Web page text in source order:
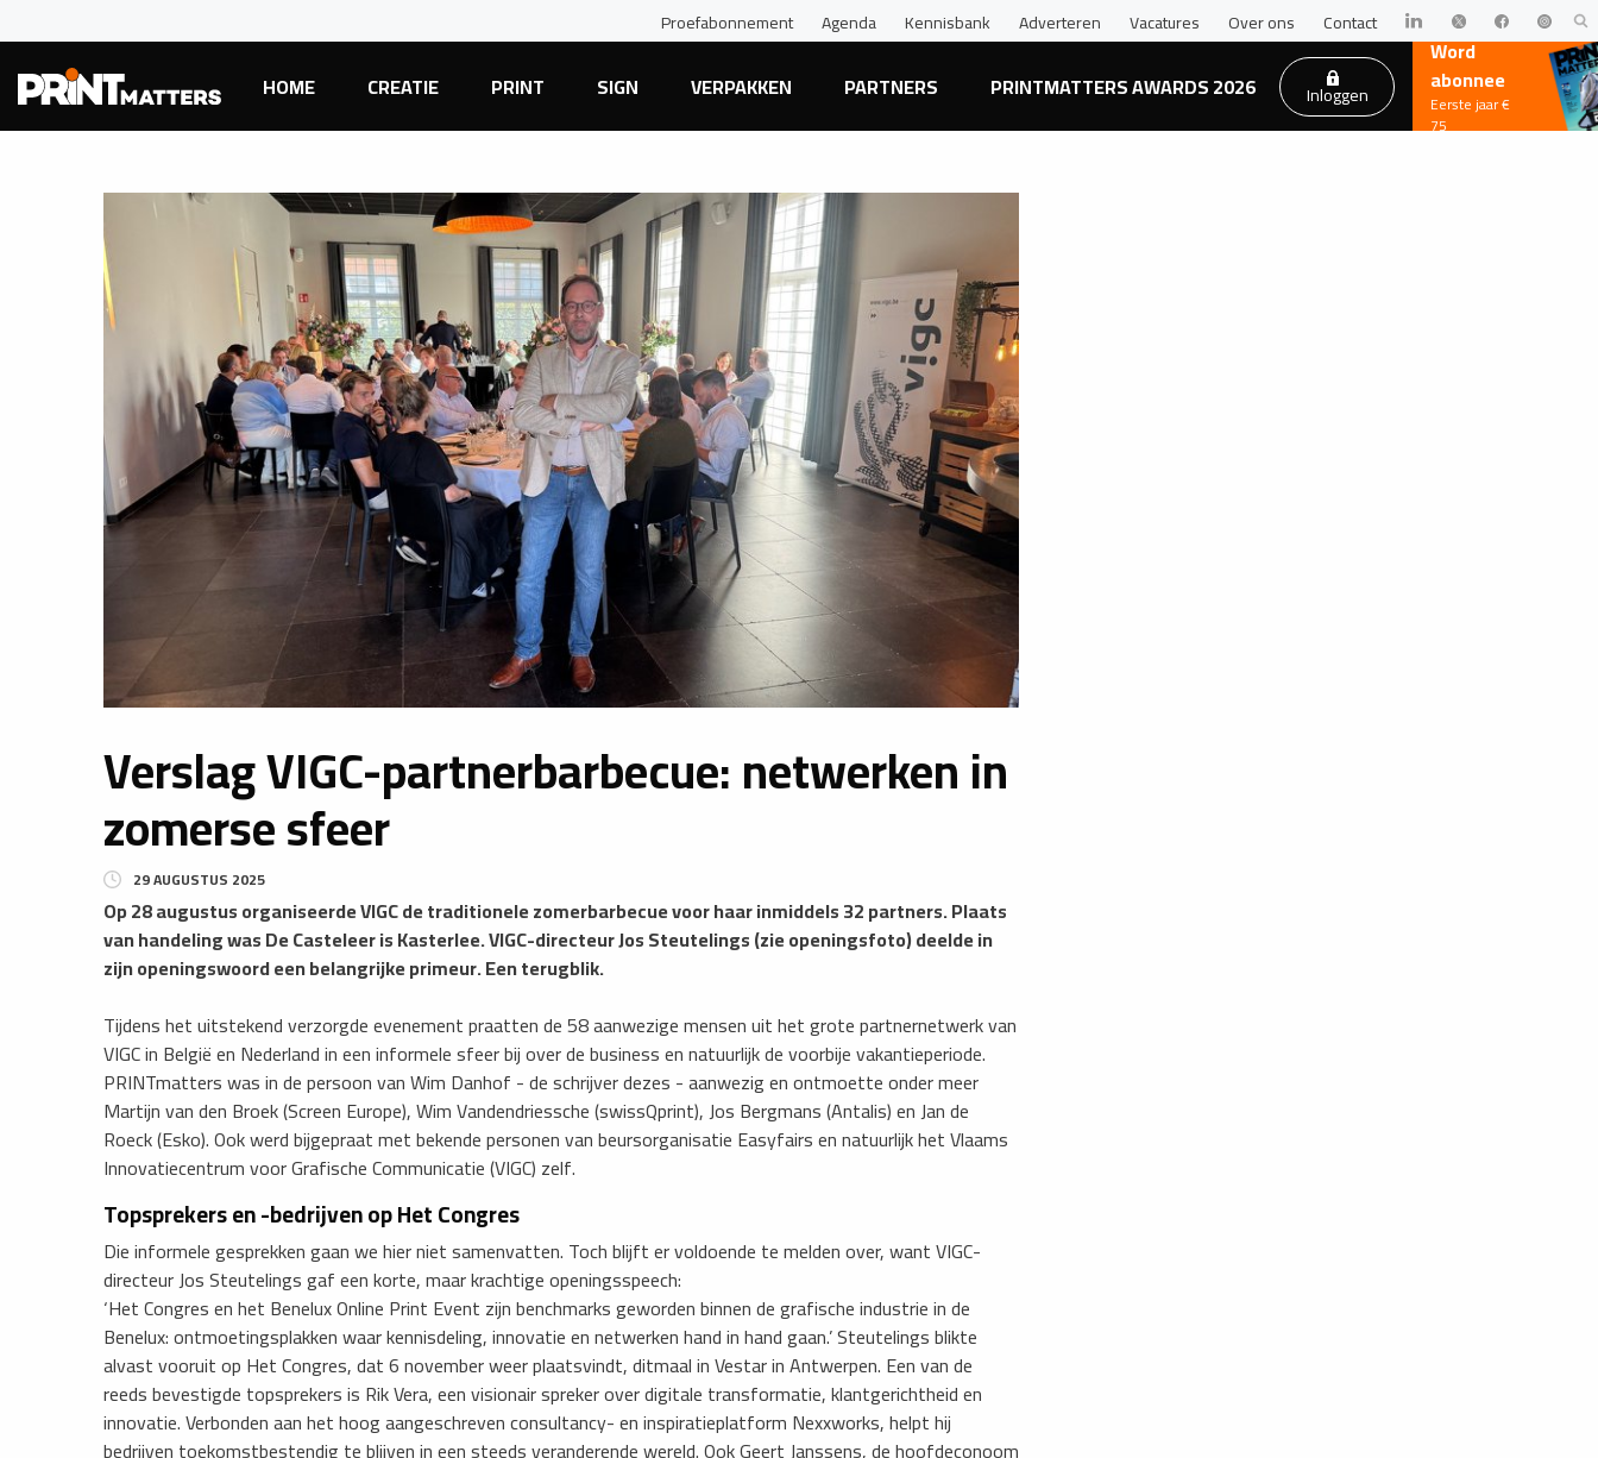
Proefabonnement Agenda Kennisbank Adverteren Vacatures Over ons Contact
HOME CREATIE PRINT SIGN VERPAKKEN PARTNERS PRINTMATTERS AWARDS 2026 Inloggen
Word
abonnee
Eerste jaar €
75
Verslag VIGC-partnerbarbecue: netwerken in
zomerse sfeer
29 AUGUSTUS 2025
​Op 28 augustus organiseerde VIGC de traditionele zomerbarbecue voor haar inmiddels 32 partners. Plaats
van handeling was De Casteleer is Kasterlee. VIGC-directeur Jos Steutelings (zie openingsfoto) deelde in
zijn openingswoord een belangrijke primeur. Een terugblik.
Tijdens het uitstekend verzorgde evenement praatten de 58 aanwezige mensen uit het grote partnernetwerk van
VIGC in België en Nederland in een informele sfeer bij over de business en natuurlijk de voorbije vakantieperiode.
PRINTmatters was in de persoon van Wim Danhof - de schrijver dezes - aanwezig en ontmoette onder meer
Martijn van den Broek (Screen Europe), Wim Vandendriessche (swissQprint), Jos Bergmans (Antalis) en Jan de
Roeck (Esko). Ook werd bijgepraat met bekende personen van beursorganisatie Easyfairs en natuurlijk het Vlaams
Innovatiecentrum voor Grafische Communicatie (VIGC) zelf.
Topsprekers en -bedrijven op Het Congres
Die informele gesprekken gaan we hier niet samenvatten. Toch blijft er voldoende te melden over, want VIGC-
directeur Jos Steutelings gaf een korte, maar krachtige openingsspeech:
‘Het Congres en het Benelux Online Print Event zijn benchmarks geworden binnen de grafische industrie in de
Benelux: ontmoetingsplakken waar kennisdeling, innovatie en netwerken hand in hand gaan.’ Steutelings blikte
alvast vooruit op Het Congres, dat 6 november weer plaatsvindt, ditmaal in Vestar in Antwerpen. Een van de
reeds bevestigde topsprekers is Rik Vera, een visionair spreker over digitale transformatie, klantgerichtheid en
innovatie. Verbonden aan het hoog aangeschreven consultancy- en inspiratieplatform Nexxworks, helpt hij
bedrijven toekomstbestendig te blijven in een steeds veranderende wereld. Ook Geert Janssens, de hoofdeconoom